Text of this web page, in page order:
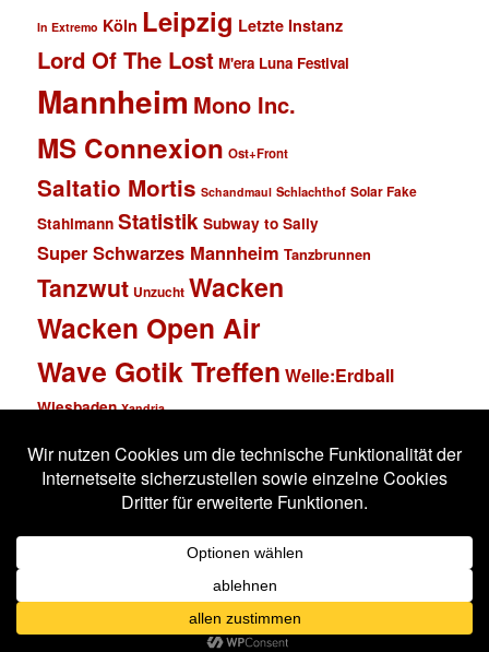
In Extremo Köln Leipzig Letzte Instanz
Lord Of The Lost M'era Luna Festival
Mannheim Mono Inc.
MS Connexion Ost+Front
Saltatio Mortis Schandmaul Schlachthof Solar Fake
Stahlmann Statistik Subway to Sally
Super Schwarzes Mannheim Tanzbrunnen
Tanzwut Unzucht Wacken
Wacken Open Air
Wave Gotik Treffen Welle:Erdball
Wiesbaden Xandria
Impressum
Stolz präsentiert von WordPress